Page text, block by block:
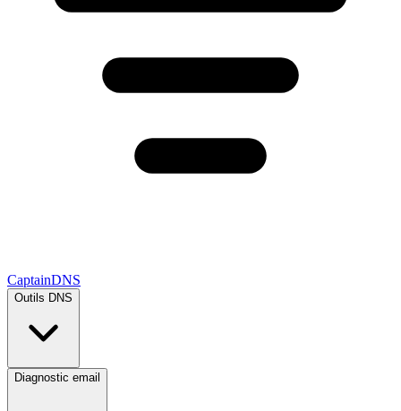
CaptainDNS
Outils DNS
Diagnostic email